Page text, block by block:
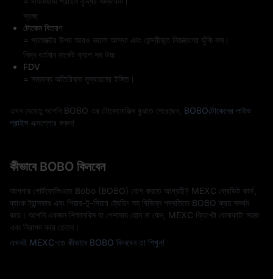
স্বচ্ছ
টোকেন বিতরণ
= প্রজেক্টের উপর আরও ভালো আস্থা এবং কেন্দ্রীভূত নিয়ন্ত্রণের ঝুঁকি কম।
নিম্ন বর্তমান মার্কেট ক্যাপ সহ উচ্চ
FDV
= সম্ভাব্য অতিরিক্ত মূল্যায়নের ইঙ্গিত।
এখন যেহেতু আপনি BOBO এর টোকেনোমিক্স বুঝতে পেরেছেন, BOBOটোকেনের লাইভ
প্রাইস এক্সপ্লোর করুন!
কীভাবে BOBO কিনবেন
আপনার পোর্টফোলিওতে Bobo (BOBO) যোগ করতে আগ্রহী? MEXC ক্রেডিট কার্ড,
ব্যাংক ট্রান্সফার এবং পিয়ার-টু-পিয়ার ট্রেডিং সহ বিভিন্ন পদ্ধতিতে BOBO ক্রয় সমর্থন
করে। আপনি একজন শিক্ষানবিস বা পেশাদার হোন না কেন, MEXC ক্রিপ্টো কেনাকাটা সহজ
এবং নিরাপদ করে তোলে।
এখনই MEXC-তে কীভাবে BOBO কিনবেন তা শিখুন!